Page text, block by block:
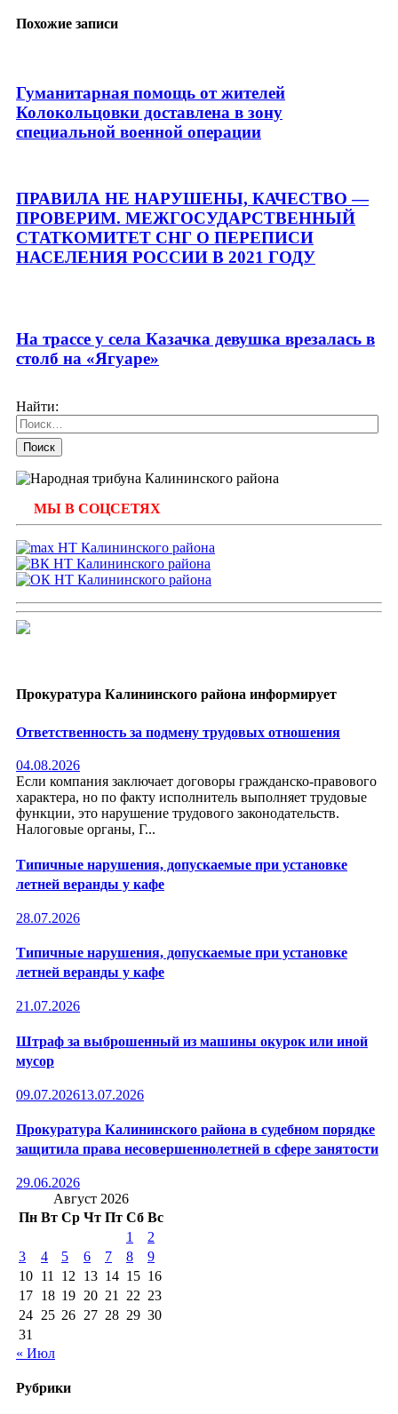
Похожие записи
Гуманитарная помощь от жителей
Колокольцовки доставлена в зону
специальной военной операции
ПРАВИЛА НЕ НАРУШЕНЫ, КАЧЕСТВО —
ПРОВЕРИМ. МЕЖГОСУДАРСТВЕННЫЙ
СТАТКОМИТЕТ СНГ О ПЕРЕПИСИ
НАСЕЛЕНИЯ РОССИИ В 2021 ГОДУ
На трассе у села Казачка девушка врезалась в
столб на «Ягуаре»
Найти:
МЫ В СОЦСЕТЯХ
Прокуратура Калининского района информирует
Ответственность за подмену трудовых отношения
04.08.2026
Если компания заключает договоры гражданско-правового
характера, но по факту исполнитель выполняет трудовые
функции, это нарушение трудового законодательств.
Налоговые органы, Г...
Типичные нарушения, допускаемые при установке
летней веранды у кафе
28.07.2026
Типичные нарушения, допускаемые при установке
летней веранды у кафе
21.07.2026
Штраф за выброшенный из машины окурок или иной
мусор
09.07.202613.07.2026
Прокуратура Калининского района в судебном порядке
защитила права несовершеннолетней в сфере занятости
29.06.2026
Август 2026
Пн Вт Ср Чт Пт Сб Вс
1
2
3
4 5 6 7 8
9
10 11 12 13 14 15 16
17 18 19 20 21 22 23
24 25 26 27 28 29 30
31
« Июл
Рубрики